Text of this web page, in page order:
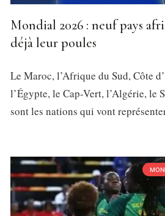
Mondial 2026 : neuf pays
déjà leur poules
Le Maroc, l’Afrique du Sud, Côte
l’Égypte, le Cap-Vert, l’Algérie, le
sont les nations qui vont